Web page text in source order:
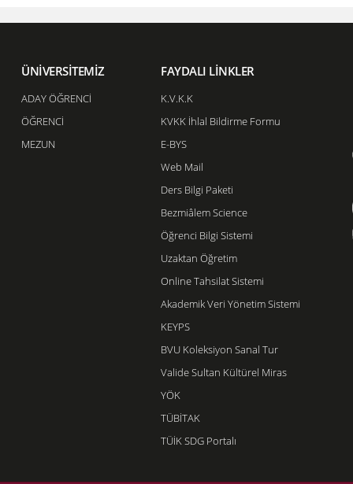
ÜNİVERSİTEMİZ
ADAY ÖĞRENCİ
ÖĞRENCİ
MEZUN
FAYDALI LİNKLER
K.V.K.K
KVKK İhlal Bildirme Formu
E-BYS
Web Mail
Ders Bilgi Paketi
Bezmiâlem Science
Öğrenci Bilgi Sistemi
Uzaktan Öğretim
Online Tahsilat Sistemi
Akademik Veri Yönetim Sistemi
KEYPS
BVU Koleksiyon Sanal Tur
Valide Sultan Kültürel Miras
YÖK
TÜBİTAK
TÜİK SDG Portalı